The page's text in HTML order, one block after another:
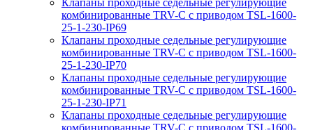
Клапаны проходные седельные регулирующие
комбинированные TRV-С с приводом TSL-1600-
25-1-230-IP69
Клапаны проходные седельные регулирующие
комбинированные TRV-С с приводом TSL-1600-
25-1-230-IP70
Клапаны проходные седельные регулирующие
комбинированные TRV-С с приводом TSL-1600-
25-1-230-IP71
Клапаны проходные седельные регулирующие
комбинированные TRV-С с приводом TSL-1600-